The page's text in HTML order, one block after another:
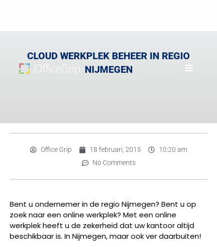
CLOUD WERKPLEK BEHEER IN REGIO
NIJMEGEN
Office Grip 18 februari, 2015
10:20 am
No Comments
Bent u ondernemer in de regio Nijmegen? Bent u op
zoek naar een online werkplek? Met een online
werkplek heeft u de zekerheid dat uw kantoor altijd
beschikbaar is. In Nijmegen, maar ook ver daarbuiten!